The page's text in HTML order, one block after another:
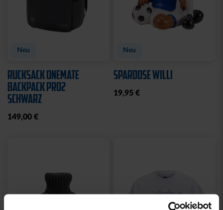
Neu
RUCKSACK ONEMATE
BACKPACK PRO2
SCHWARZ
149,00 €
Neu
SPARDOSE WILLI
19,95 €